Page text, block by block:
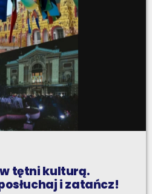
tętni kulturą.
i zatańcz!